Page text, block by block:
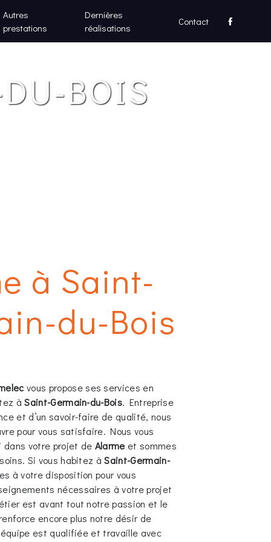
Autres
prestations
Dernières
réalisations
Contact
BOIS
à Saint-
du-Bois
vous propose ses services en
àSaint-Germain-du-Bois. Entreprise
et d’un savoir-faire de qualité, nous
pour vous satisfaire. Nous vous
dans votre projet de Alarme et sommes
Si vous habitez àSaint-Germain-
à votre disposition pour vous
nécessaires à votre projet
est avant tout notre passion et le
encore plus notre désir de
est qualifiée et travaille avec